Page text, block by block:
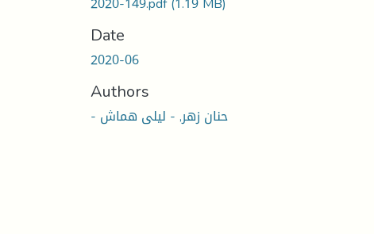
Date
2020-06
Authors
- حنان زهر, - ليلى هماش